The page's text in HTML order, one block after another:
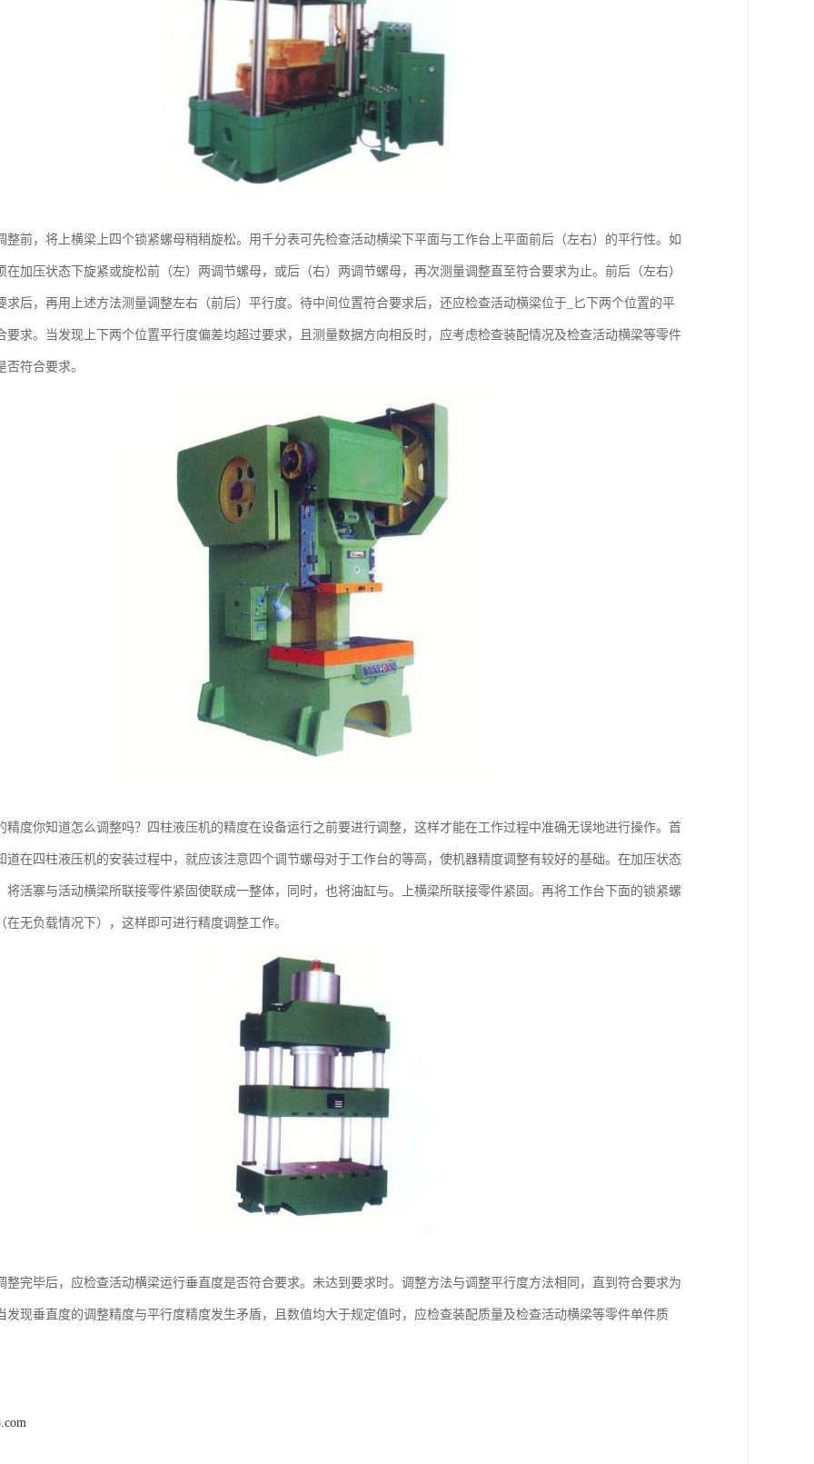
整前，将上横梁上四个锁紧螺母稍稍旋松。用千分表可先检查活动横梁下平面与工作台上平面前后（左右）的平行性。如
在加压状态下旋紧或旋松前（左）两调节螺母，或后（右）两调节螺母，再次测量调整直至符合要求为止。前后（左右）
求后，再用上述方法测量调整左右（前后）平行度。待中间位置符合要求后，还应检查活动横梁位于_匕下两个位置的平
要求。当发现上下两个位置平行度偏差均超过要求，且测量数据方向相反时，应考虑检查装配情况及检查活动横梁等零件
否符合要求。
精度你知道怎么调整吗？四柱液压机的精度在设备运行之前要进行调整，这样才能在工作过程中准确无误地进行操作。首
道在四柱液压机的安装过程中，就应该注意四个调节螺母对于工作台的等高，使机器精度调整有较好的基础。在加压状态
将活寨与活动横梁所联接零件紧固使联成一整体，同时，也将油缸与。上横梁所联接零件紧固。再将工作台下面的锁紧螺
在无负载情况下），这样即可进行精度调整工作。
整完毕后，应检查活动横梁运行垂直度是否符合要求。未达到要求时。调整方法与调整平行度方法相同，直到符合要求为
发现垂直度的调整精度与平行度精度发生矛盾，且数值均大于规定值时，应检查装配质量及检查活动横梁等零件单件质